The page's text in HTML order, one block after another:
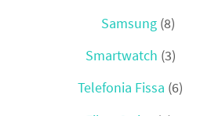
Samsung (8)
Smartwatch (3)
Telefonia Fissa (6)